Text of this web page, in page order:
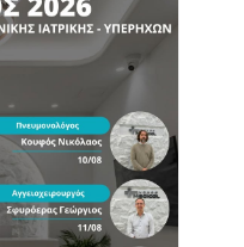
Κέα: Ιστιοφόρο με τρεις
Γάλλους παρουσίασε